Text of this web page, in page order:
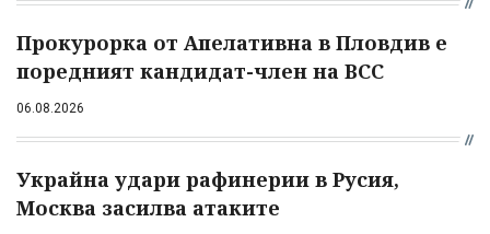
Прокурорка от Апелативна в Пловдив е
поредният кандидат-член на ВСС
06.08.2026
Украйна удари рафинерии в Русия,
Москва засилва атаките